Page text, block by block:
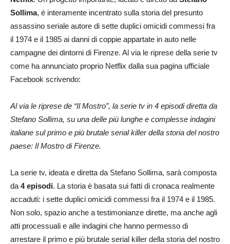
Sollima, è interamente incentrato sulla storia del presunto
assassino seriale autore di sette duplici omicidi commessi fra
il 1974 e il 1985 ai danni di coppie appartate in auto nelle
campagne dei dintorni di Firenze. Al via le riprese della serie tv
come ha annunciato proprio Netflix dalla sua pagina ufficiale
Facebook scrivendo:
Al via le riprese de “Il Mostro”, la serie tv in 4 episodi diretta da
Stefano Sollima, su una delle più lunghe e complesse indagini
italiane sul primo e più brutale serial killer della storia del nostro
paese: Il Mostro di Firenze.
La serie tv, ideata e diretta da Stefano Sollima, sarà composta
da 4 episodi. La storia è basata sui fatti di cronaca realmente
accaduti: i sette duplici omicidi commessi fra il 1974 e il 1985.
Non solo, spazio anche a testimonianze dirette, ma anche agli
atti processuali e alle indagini che hanno permesso di
arrestare il primo e più brutale serial killer della storia del nostro